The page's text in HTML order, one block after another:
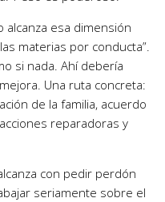
alcanza esa dimensión
materias por conducta”.
si nada. Ahí debería
Una ruta concreta:
de la familia, acuerdo
reparadoras y
con pedir perdón
seriamente sobre el